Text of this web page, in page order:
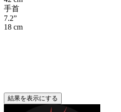
手首
7.2”
18 cm
結果を表示にする